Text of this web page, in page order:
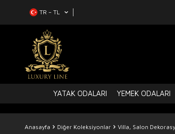
TR − TL
YATAK ODALARI YEMEK ODALARI
Anasayfa Diğer Koleksiyonlar Villa, Salon